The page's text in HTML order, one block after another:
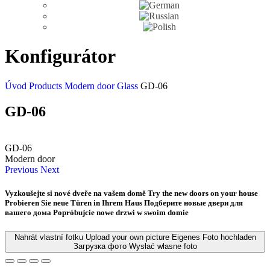
Konfigurátor
Úvod Products Modern doorGlass GD-06
GD-06
GD-06
Modern door
Previous Next
Vyzkoušejte si nové dveře na vašem domě Try the new doors on your house
Probieren Sie neue Türen in Ihrem Haus Подберите новые двери для
вашего дома Popróbujcie nowe drzwi w swoim domie
Nahrát vlastní fotku Upload your own picture Eigenes Foto hochladen
Загрузка фото Wysłać własne foto